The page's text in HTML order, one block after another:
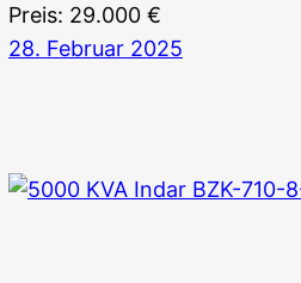
Preis: 29.000 €
28. Februar 2025